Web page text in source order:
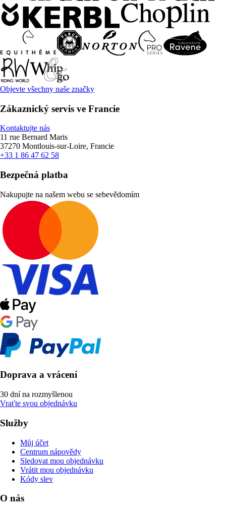
Objevte všechny naše značky
Zákaznický servis ve Francie
Kontaktujte nás
11 rue Bernard Maris
37270 Montlouis-sur-Loire, Francie
+33 1 86 47 62 58
Bezpečná platba
Nakupujte na našem webu se sebevědomím
Doprava a vrácení
30 dní na rozmyšlenou
Vraťte svou objednávku
Služby
Můj účet
Centrum nápovědy
Sledovat mou objednávku
Vrátit mou objednávku
Kódy slev
O nás